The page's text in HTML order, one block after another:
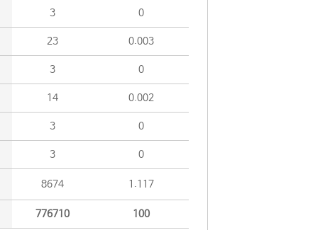
3 0
23 0.003
3 0
14 0.002
3 0
3 0
8674 1.117
776710 100